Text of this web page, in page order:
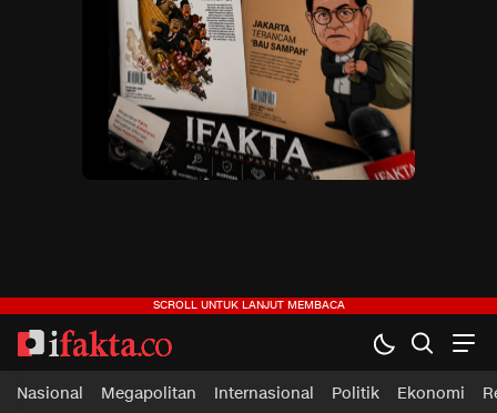
ifakta.co
#pastibenar
Nasional Megapolitan Internasional Politik Ekonomi